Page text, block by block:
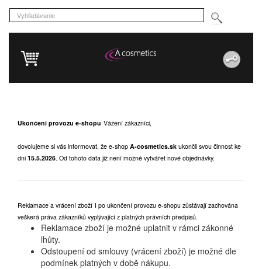
Ukončení provozu e-shopu Vážení zákazníci,
dovolujeme si vás informovat, že e-shop A-cosmetics.sk ukončil svou činnost ke
dni 15.5.2026. Od tohoto data již není možné vytvářet nové objednávky.
Reklamace a vrácení zboží I po ukončení provozu e-shopu zůstávají zachována
veškerá práva zákazníků vyplývající z platných právních předpisů.
Reklamace zboží je možné uplatnit v rámci zákonné
lhůty.
Odstoupení od smlouvy (vrácení zboží) je možné dle
podmínek platných v době nákupu.